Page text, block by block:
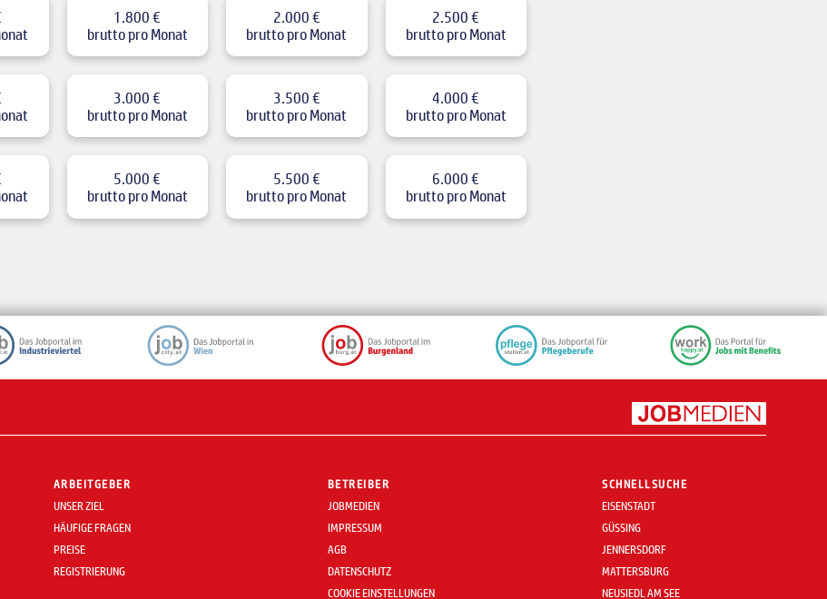
1.800 €
brutto pro Monat
2.000 €
brutto pro Monat
2.500 €
brutto pro Monat
3.000 €
brutto pro Monat
3.500 €
brutto pro Monat
4.000 €
brutto pro Monat
5.000 €
brutto pro Monat
5.500 €
brutto pro Monat
6.000 €
brutto pro Monat
ARBEITGEBER
UNSER ZIEL
HÄUFIGE FRAGEN
PREISE
REGISTRIERUNG
BETREIBER
JOBMEDIEN
IMPRESSUM
AGB
DATENSCHUTZ
COOKIE EINSTELLUNGEN
SCHNELLSUCHE
EISENSTADT
GÜSSING
JENNERSDORF
MATTERSBURG
NEUSIEDL AM SEE